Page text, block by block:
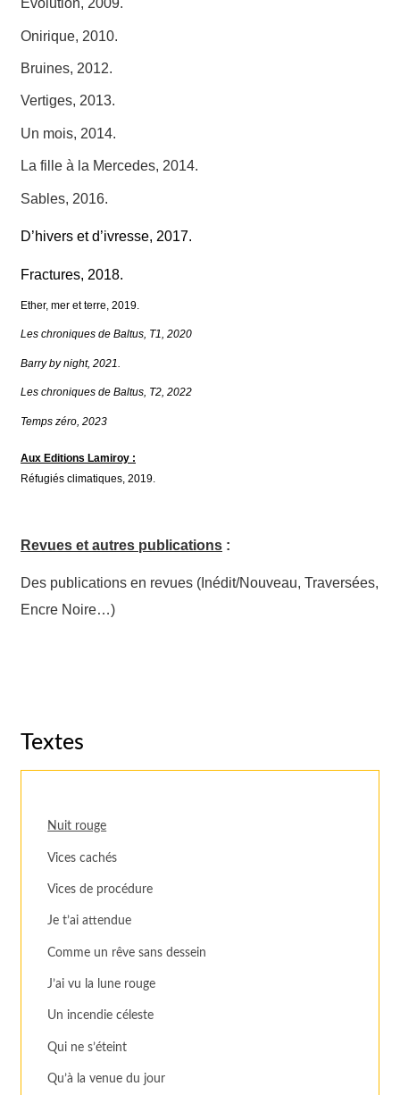
Evolution, 2009.
Onirique, 2010.
Bruines, 2012.
Vertiges, 2013.
Un mois, 2014.
La fille à la Mercedes, 2014.
Sables, 2016.
D’hivers et d’ivresse, 2017.
Fractures, 2018.
Ether, mer et terre, 2019.
Les chroniques de Baltus, T1, 2020
Barry by night, 2021.
Les chroniques de Baltus, T2, 2022
Temps zéro, 2023
Aux Editions Lamiroy :
Réfugiés climatiques , 2019.
Revues et autres publications :
Des publications en revues (Inédit/Nouveau, Traversées,
Encre Noire…)
Textes
Nuit rouge
Vices cachés
Vices de procédure
Je t’ai attendue
Comme un rêve sans dessein
J’ai vu la lune rouge
Un incendie céleste
Qui ne s’éteint
Qu’à la venue du jour